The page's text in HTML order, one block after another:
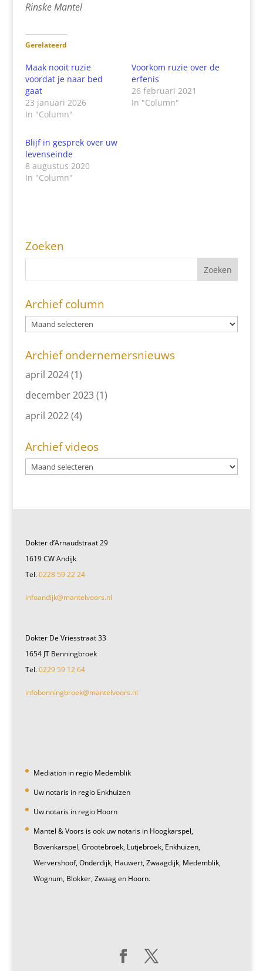
Rinske Mantel
Gerelateerd
Maak nooit ruzie
voordat je naar bed
gaat
23 januari 2026
In "Column"
Voorkom ruzie over de
erfenis
26 februari 2021
In "Column"
Blijf in gesprek over uw
levenseinde
8 augustus 2020
In "Column"
Zoeken
Archief column
Archief ondernemersnieuws
april 2024(1)
december 2023(1)
april 2022(4)
Archief videos
Dokter d’Arnaudstraat 29
1619 CW Andijk
Tel.0228 59 22 24
infoandijk@mantelvoors.nl
Dokter De Vriesstraat 33
1654 JT Benningbroek
Tel.0229 59 12 64
infobenningbroek@mantelvoors.nl
Mediation in regio Medemblik
Uw notaris in regio Enkhuizen
Uw notaris in regio Hoorn
Mantel & Voors is ook uw notaris in Hoogkarspel,
Bovenkarspel, Grootebroek, Lutjebroek, Enkhuizen,
Wervershoof, Onderdijk, Hauwert, Zwaagdijk, Medemblik,
Wognum, Blokker, Zwaag en Hoorn.